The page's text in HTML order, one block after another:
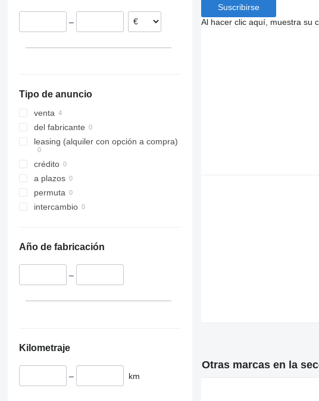
–
Tipo de anuncio
venta
del fabricante
leasing (alquiler con opción a compra)
crédito
a plazos
permuta
intercambio
Año de fabricación
–
Kilometraje
– km
Suscribirse
Al hacer clic aquí, muestra su
Otras marcas en la